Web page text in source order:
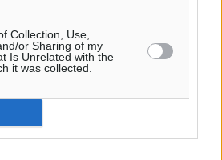
Collection, Use,
or Sharing of my
Is Unrelated with the
it was collected.
«καρφωτές» για φοροδιαφυγή
προορισμοί, ταμειακές
επιλογής προϊσταμένων, τι